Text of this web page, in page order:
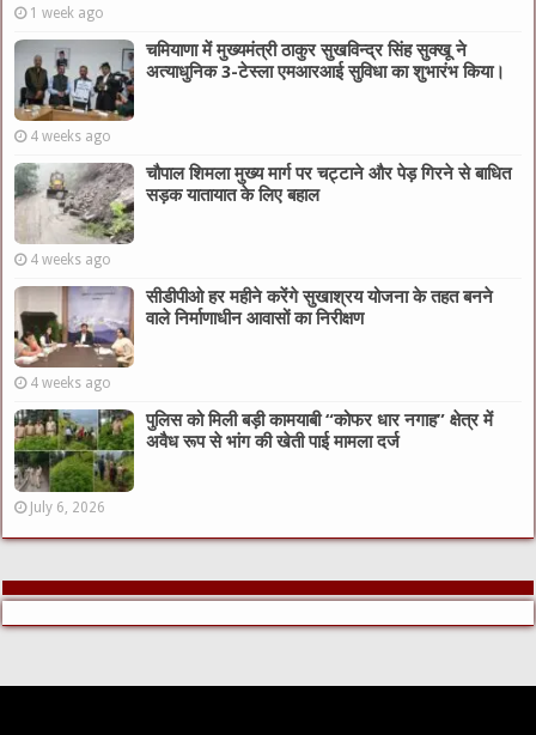
1 week ago
चमियाणा में मुख्यमंत्री ठाकुर सुखविन्द्र सिंह सुक्खू ने
अत्याधुनिक 3-टेस्ला एमआरआई सुविधा का शुभारंभ किया।
4 weeks ago
चौपाल शिमला मुख्य मार्ग पर चट्टाने और पेड़ गिरने से बाधित
सड़क यातायात के लिए बहाल
4 weeks ago
सीडीपीओ हर महीने करेंगे सुखाश्रय योजना के तहत बनने
वाले निर्माणाधीन आवासों का निरीक्षण
4 weeks ago
पुलिस को मिली बड़ी कामयाबी “कोफर धार नगाह” क्षेत्र में
अवैध रूप से भांग की खेती पाई मामला दर्ज
July 6, 2026